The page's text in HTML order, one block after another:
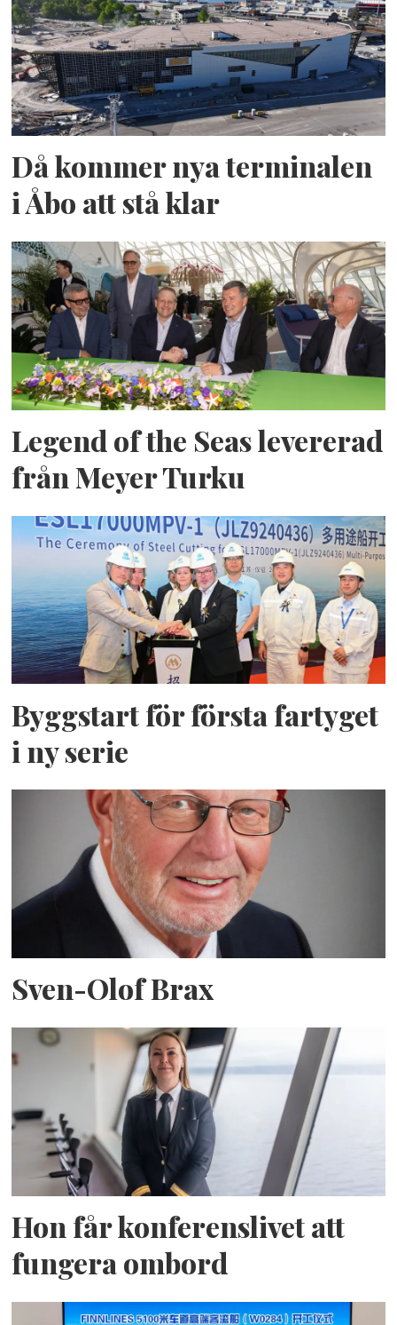
Då kommer nya terminalen
i Åbo att stå klar
Legend of the Seas levererad
från Meyer Turku
Byggstart för första fartyget
i ny serie
Sven-Olof Brax
Hon får konferenslivet att
fungera ombord